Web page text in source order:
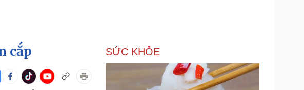
Giá cà phê
cắp SỨC KHỎE